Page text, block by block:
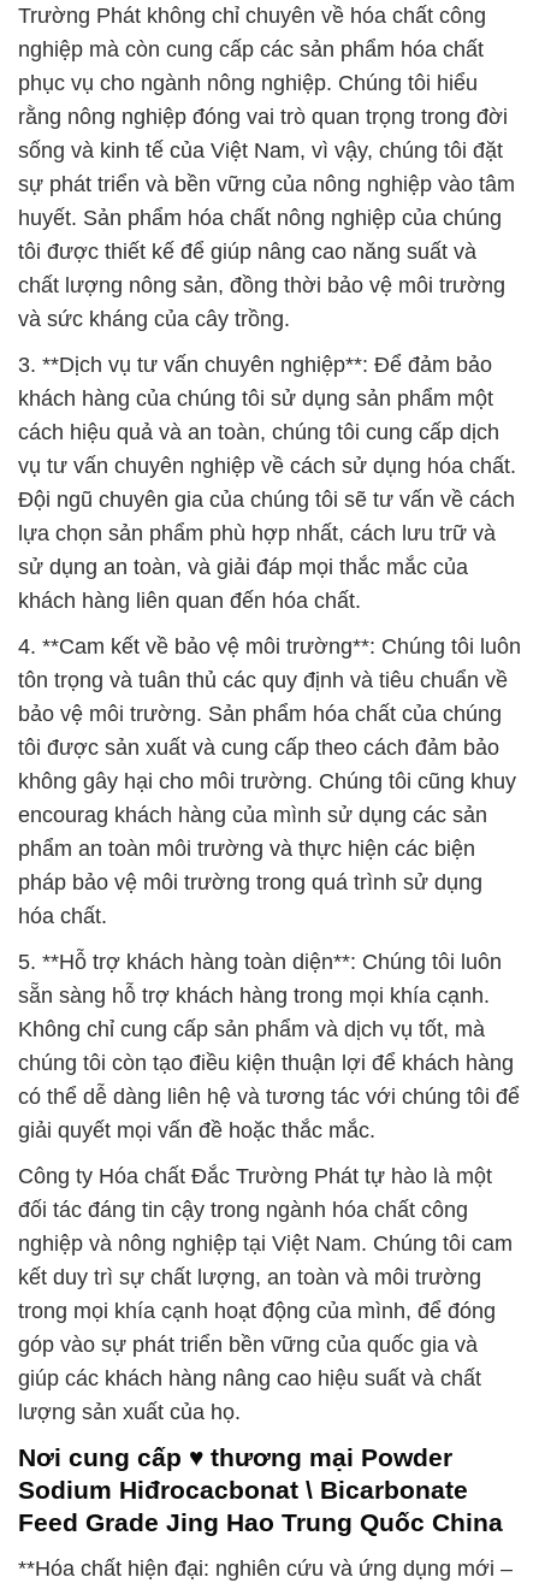
Trường Phát không chỉ chuyên về hóa chất công
nghiệp mà còn cung cấp các sản phẩm hóa chất
phục vụ cho ngành nông nghiệp. Chúng tôi hiểu
rằng nông nghiệp đóng vai trò quan trọng trong đời
sống và kinh tế của Việt Nam, vì vậy, chúng tôi đặt
sự phát triển và bền vững của nông nghiệp vào tâm
huyết. Sản phẩm hóa chất nông nghiệp của chúng
tôi được thiết kế để giúp nâng cao năng suất và
chất lượng nông sản, đồng thời bảo vệ môi trường
và sức kháng của cây trồng.
3. **Dịch vụ tư vấn chuyên nghiệp**: Để đảm bảo
khách hàng của chúng tôi sử dụng sản phẩm một
cách hiệu quả và an toàn, chúng tôi cung cấp dịch
vụ tư vấn chuyên nghiệp về cách sử dụng hóa chất.
Đội ngũ chuyên gia của chúng tôi sẽ tư vấn về cách
lựa chọn sản phẩm phù hợp nhất, cách lưu trữ và
sử dụng an toàn, và giải đáp mọi thắc mắc của
khách hàng liên quan đến hóa chất.
4. **Cam kết về bảo vệ môi trường**: Chúng tôi luôn
tôn trọng và tuân thủ các quy định và tiêu chuẩn về
bảo vệ môi trường. Sản phẩm hóa chất của chúng
tôi được sản xuất và cung cấp theo cách đảm bảo
không gây hại cho môi trường. Chúng tôi cũng khuy
encourag khách hàng của mình sử dụng các sản
phẩm an toàn môi trường và thực hiện các biện
pháp bảo vệ môi trường trong quá trình sử dụng
hóa chất.
5. **Hỗ trợ khách hàng toàn diện**: Chúng tôi luôn
sẵn sàng hỗ trợ khách hàng trong mọi khía cạnh.
Không chỉ cung cấp sản phẩm và dịch vụ tốt, mà
chúng tôi còn tạo điều kiện thuận lợi để khách hàng
có thể dễ dàng liên hệ và tương tác với chúng tôi để
giải quyết mọi vấn đề hoặc thắc mắc.
Công ty Hóa chất Đắc Trường Phát tự hào là một
đối tác đáng tin cậy trong ngành hóa chất công
nghiệp và nông nghiệp tại Việt Nam. Chúng tôi cam
kết duy trì sự chất lượng, an toàn và môi trường
trong mọi khía cạnh hoạt động của mình, để đóng
góp vào sự phát triển bền vững của quốc gia và
giúp các khách hàng nâng cao hiệu suất và chất
lượng sản xuất của họ.
Nơi cung cấp ♥ thương mại Powder
Sodium Hiđrocacbonat \ Bicarbonate
Feed Grade Jing Hao Trung Quốc China
**Hóa chất hiện đại: nghiên cứu và ứng dụng mới –